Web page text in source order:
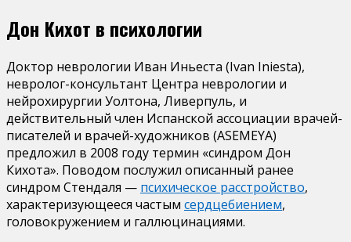
Дон Кихот в психологии
Доктор неврологии Иван Иньеста (Ivan Iniesta),
невролог-консультант Центра неврологии и
нейрохирургии Уолтона, Ливерпуль, и
действительный член Испанской ассоциации врачей-
писателей и врачей-художников (ASEMEYA)
предложил в 2008 году термин «синдром Дон
Кихота». Поводом послужил описанный ранее
синдром Стендаля — психическое расстройство,
характеризующееся частым сердцебиением,
головокружением и галлюцинациями.